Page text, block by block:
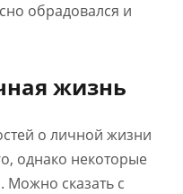
обрадовался и
жизнь
о личной жизни
однако некоторые
Можно сказать с